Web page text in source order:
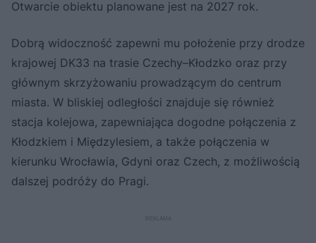
Otwarcie obiektu planowane jest na 2027 rok.
Dobrą widoczność zapewni mu położenie przy drodze
krajowej DK33 na trasie Czechy–Kłodzko oraz przy
głównym skrzyżowaniu prowadzącym do centrum
miasta. W bliskiej odległości znajduje się również
stacja kolejowa, zapewniająca dogodne połączenia z
Kłodzkiem i Międzylesiem, a także połączenia w
kierunku Wrocławia, Gdyni oraz Czech, z możliwością
dalszej podróży do Pragi.